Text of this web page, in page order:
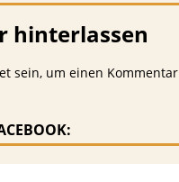
hinterlassen
sein, um einen Kommentar